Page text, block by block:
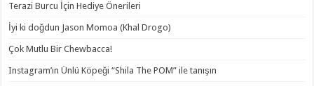
Terazi Burcu İçin Hediye Önerileri
İyi ki doğdun Jason Momoa (Khal Drogo)
Çok Mutlu Bir Chewbacca!
Instagram’ın Ünlü Köpeği “Shila The POM” ile tanışın